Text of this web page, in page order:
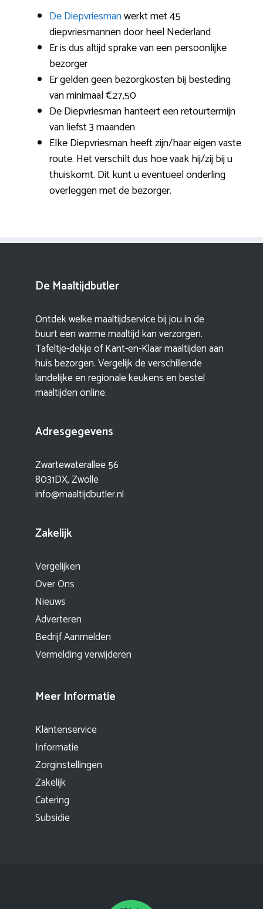
De Diepvriesmanwerkt met 45
diepvriesmannen door heel Nederland
Er is dus altijd sprake van een persoonlijke
bezorger
Er gelden geen bezorgkosten bij besteding
van minimaal €27,50
De Diepvriesman hanteert een retourtermijn
van liefst 3 maanden
Elke Diepvriesman heeft zijn/haar eigen vaste
route. Het verschilt dus hoe vaak hij/zij bij u
thuiskomt. Dit kunt u eventueel onderling
overleggen met de bezorger.
De Maaltijdbutler
Ontdek welke maaltijdservice bij jou in de
buurt een warme maaltijd kan verzorgen.
Tafeltje-dekje of Kant-en-Klaar maaltijden aan
huis bezorgen. Vergelijk de verschillende
landelijke en regionale keukens en bestel
maaltijden online.
Adresgegevens
Zwartewaterallee 56
8031DX, Zwolle
info@maaltijdbutler.nl
Zakelijk
Vergelijken
Over Ons
Nieuws
Adverteren
Bedrijf Aanmelden
Vermelding verwijderen
Meer Informatie
Klantenservice
Informatie
Zorginstellingen
Zakelijk
Catering
Subsidie